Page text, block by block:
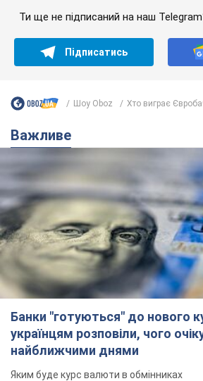
Ти ще не підписаний на наш
Підписатись
Шоу Oboz Хто виграє
Важливе
Банки "готуються" до нового
українцям розповіли, чого
найближчими днями
Яким буде курс валюти в обмінниках